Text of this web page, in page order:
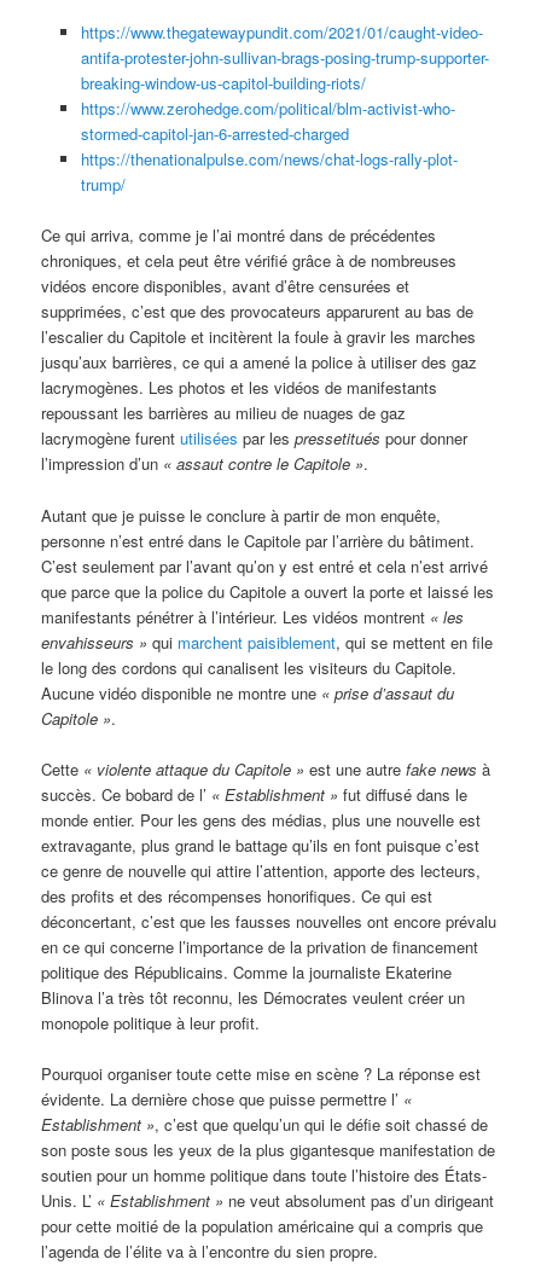
https://www.thegatewaypundit.com/2021/01/caught-video-
antifa-protester-john-sullivan-brags-posing-trump-supporter-
breaking-window-us-capitol-building-riots/
https://www.zerohedge.com/political/blm-activist-who-
stormed-capitol-jan-6-arrested-charged
https://thenationalpulse.com/news/chat-logs-rally-plot-
trump/
Ce qui arriva, comme je l’ai montré dans de précédentes
chroniques, et cela peut être vérifié grâce à de nombreuses
vidéos encore disponibles, avant d’être censurées et
supprimées, c’est que des provocateurs apparurent au bas de
l’escalier du Capitole et incitèrent la foule à gravir les marches
jusqu’aux barrières, ce qui a amené la police à utiliser des gaz
lacrymogènes. Les photos et les vidéos de manifestants
repoussant les barrières au milieu de nuages de gaz
lacrymogène furentutilisées par lespressetitués pour donner
l’impression d’un « assaut contre le Capitole ».
Autant que je puisse le conclure à partir de mon enquête,
personne n’est entré dans le Capitole par l’arrière du bâtiment.
C’est seulement par l’avant qu’on y est entré et cela n’est arrivé
que parce que la police du Capitole a ouvert la porte et laissé les
manifestants pénétrer à l’intérieur. Les vidéos montrent « les
envahisseurs » qui marchent paisiblement, qui se mettent en file
le long des cordons qui canalisent les visiteurs du Capitole.
Aucune vidéo disponible ne montre une « prise d’assaut du
Capitole ».
Cette « violente attaque du Capitole » est une autrefake news à
succès. Ce bobard de l’ « Establishment » fut diffusé dans le
monde entier. Pour les gens des médias, plus une nouvelle est
extravagante, plus grand le battage qu’ils en font puisque c’est
ce genre de nouvelle qui attire l’attention, apporte des lecteurs,
des profits et des récompenses honorifiques. Ce qui est
déconcertant, c’est que les fausses nouvelles ont encore prévalu
en ce qui concerne l’importance de la privation de financement
politique des Républicains. Comme la journaliste Ekaterine
Blinova l’a très tôt reconnu, les Démocrates veulent créer un
monopole politique à leur profit.
Pourquoi organiser toute cette mise en scène ? La réponse est
évidente. La dernière chose que puisse permettre l’ «
Establishment », c’est que quelqu’un qui le défie soit chassé de
son poste sous les yeux de la plus gigantesque manifestation de
soutien pour un homme politique dans toute l’histoire des États-
Unis. L’ « Establishment » ne veut absolument pas d’un dirigeant
pour cette moitié de la population américaine qui a compris que
l’agenda de l’élite va à l’encontre du sien propre.